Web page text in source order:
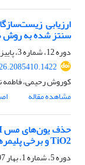
ارزیابی
سنتز شده به روش
دوره 12، شماره 3، پاییز 1404، صفحه
کوروش رحیمی، فاطمه
مشاهده مقاله
TiO2 و برخی پلیمرهای آلی
دوره 5، شماره 1، بهار 1397، صفحه